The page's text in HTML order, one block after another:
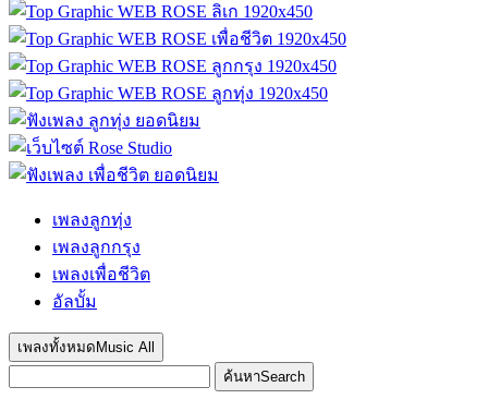
เพลงลูกทุ่ง
เพลงลูกกรุง
เพลงเพื่อชีวิต
อัลบั้ม
เพลงทั้งหมด Music All
ค้นหาSearch